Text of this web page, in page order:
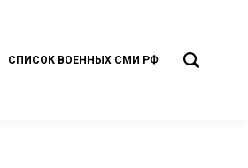
СПИСОК ВОЕННЫХ СМИ РФ